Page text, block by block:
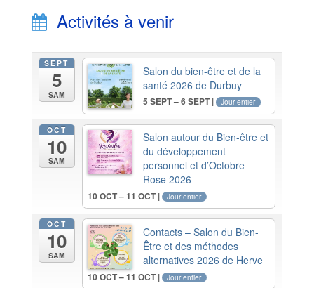
Activités à venir
SEPT
5
SAM
Salon du bien-être et de la
santé 2026 de Durbuy
5 SEPT – 6 SEPT | Jour entier
OCT
10
SAM
Salon autour du Bien-être et
du développement
personnel et d’Octobre
Rose 2026
10 OCT – 11 OCT | Jour entier
OCT
10
SAM
Contacts – Salon du Bien-
Être et des méthodes
alternatives 2026 de Herve
10 OCT – 11 OCT | Jour entier